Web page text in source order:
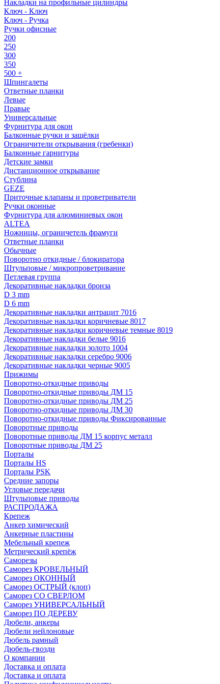
Накладки на профильные цилиндры
Ключ - Ключ
Ключ - Ручка
Ручки офисные
200
250
300
350
500 +
Шпингалеты
Ответные планки
Левые
Правые
Универсальные
Фурнитура для окон
Балконные ручки и защёлки
Ограничители открывания (гребенки)
Балконные гарнитуры
Детские замки
Дистанционное открывание
Стублина
GEZE
Приточные клапаны и проветриватели
Ручки оконные
Фурнитура для алюминиевых окон
ALTEA
Ножницы, ограничетель фрамуги
Ответные планки
Обычные
Поворотно откидные / блокиратора
Штульповые / микропроветривание
Петлевая группа
Декоративные накладки бронза
D 3 mm
D 6 mm
Декоративные накладки антрацит 7016
Декоративные накладки коричневые 8017
Декоративные накладки коричневые темные 8019
Декоративные накладки белые 9016
Декоративные накладки золото 1004
Декоративные накладки серебро 9006
Декоративные накладки черные 9005
Прижимы
Поворотно-откидные приводы
Поворотно-откидные приводы ДМ 15
Поворотно-откидные приводы ДМ 25
Поворотно-откидные приводы ДМ 30
Поворотно-откидные приводы Фиксированные
Поворотные приводы
Поворотные приводы ДМ 15 корпус металл
Поворотные приводы ДМ 25
Порталы
Порталы HS
Порталы PSK
Средние запоры
Угловые передачи
Штульповые приводы
РАСПРОДАЖА
Крепеж
Анкер химический
Анкерные пластины
Мебельный крепеж
Метрический крепёж
Саморезы
Саморез КРОВЕЛЬНЫЙ
Саморез ОКОННЫЙ
Саморез ОСТРЫЙ (клоп)
Саморез СО СВЕРЛОМ
Саморез УНИВЕРСАЛЬНЫЙ
Саморез ПО ДЕРЕВУ
Дюбели, анкеры
Дюбели нейлоновые
Дюбель рамный
Дюбель-гвозди
О компании
Доставка и оплата
Доставка и оплата